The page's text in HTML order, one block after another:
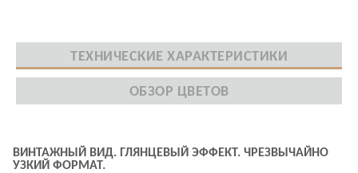
ТЕХНИЧЕСКИЕ ХАРАКТЕРИСТИКИ
ОБЗОР ЦВЕТОВ
ВИНТАЖНЫЙ ВИД. ГЛЯНЦЕВЫЙ ЭФФЕКТ. ЧРЕЗВЫЧАЙНО
УЗКИЙ ФОРМАТ.